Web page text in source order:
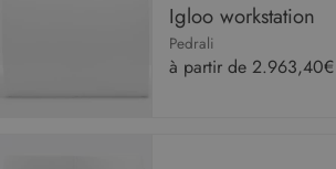
Igloo workstation
Pedrali
à partir de2.963,40€